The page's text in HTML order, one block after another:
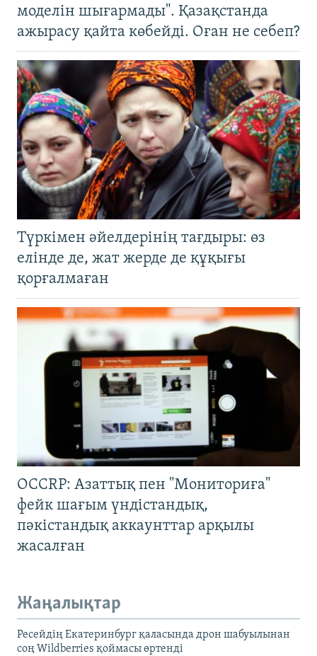
моделін шығармады". Қазақстанда
ажырасу қайта көбейді. Оған не себеп?
Түркімен әйелдерінің тағдыры: өз
елінде де, жат жерде де құқығы
қорғалмаған
OCCRP: Азаттық пен "Мониториға"
фейк шағым үндістандық,
пәкістандық аккаунттар арқылы
жасалған
Жаңалықтар
Ресейдің Екатеринбург қаласында дрон шабуылынан
соң Wildberries қоймасы өртенді